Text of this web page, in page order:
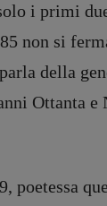
i primi
non si
della
Ottanta e
poetessa